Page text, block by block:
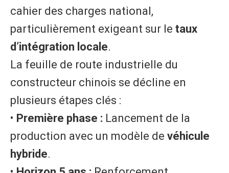
cahier des charges national,
particulièrement exigeant sur le taux
d’intégration locale.
​La feuille de route industrielle du
constructeur chinois se décline en
plusieurs étapes clés :
• ​ Première phase : Lancement de la
production avec un modèle de véhicule
hybride.